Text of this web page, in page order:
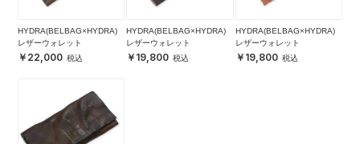
HYDRA(BELBAG×HYDRA)
レザーウォレット
22,000
HYDRA(BELBAG×HYDRA)
レザーウォレット
19,800
HYDRA(BELBAG×HYDRA)
レザーウォレット
19,800